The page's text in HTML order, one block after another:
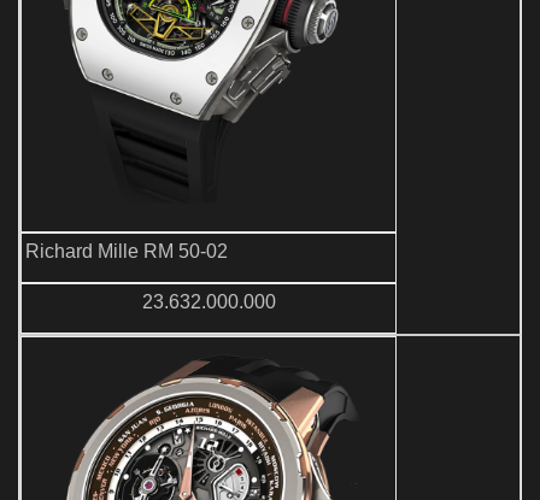
Richard Mille RM 50-02
23.632.000.000